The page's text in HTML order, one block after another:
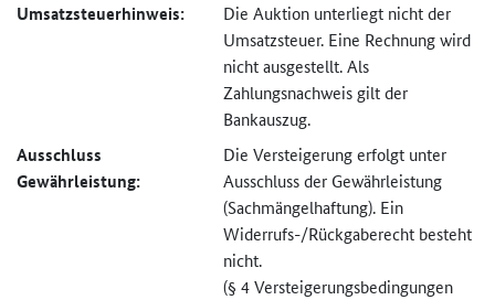
Umsatzsteuer­hinweis:
Die Auktion unterliegt nicht der
Umsatzsteuer. Eine Rechnung wird
nicht ausgestellt. Als
Zahlungsnachweis gilt der
Bankauszug.
Ausschluss
Gewährleistung:
Die Versteigerung erfolgt unter
Ausschluss der Gewährleistung
(Sachmängel­haftung). Ein
Widerrufs-/Rückgaberecht besteht
nicht.
(§ 4 Versteigerungs­bedingungen